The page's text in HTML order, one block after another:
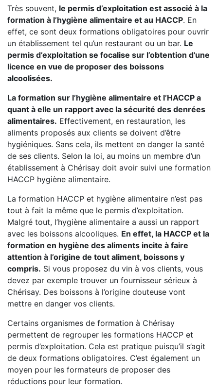
Très souvent, le permis d’exploitation est associé à la
formation à l’hygiène alimentaire et au HACCP. En
effet, ce sont deux formations obligatoires pour ouvrir
un établissement tel qu’un restaurant ou un bar. Le
permis d’exploitation se focalise sur l’obtention d’une
licence en vue de proposer des boissons
alcoolisées.
La formation sur l’hygiène alimentaire et l’HACCP a
quant à elle un rapport avec la sécurité des denrées
alimentaires. Effectivement, en restauration, les
aliments proposés aux clients se doivent d’être
hygiéniques. Sans cela, ils mettent en danger la santé
de ses clients. Selon la loi, au moins un membre d’un
établissement à Chérisay doit avoir suivi une formation
HACCP hygiène alimentaire.
La formation HACCP et hygiène alimentaire n’est pas
tout à fait la même que le permis d’exploitation.
Malgré tout, l’hygiène alimentaire a aussi un rapport
avec les boissons alcooliques. En effet, la HACCP et la
formation en hygiène des aliments incite à faire
attention à l’origine de tout aliment, boissons y
compris. Si vous proposez du vin à vos clients, vous
devez par exemple trouver un fournisseur sérieux à
Chérisay. Des boissons à l’origine douteuse vont
mettre en danger vos clients.
Certains organismes de formation à Chérisay
permettent de regrouper les formations HACCP et
permis d’exploitation. Cela est pratique puisqu’il s’agit
de deux formations obligatoires. C’est également un
moyen pour les formateurs de proposer des
réductions pour leur formation.